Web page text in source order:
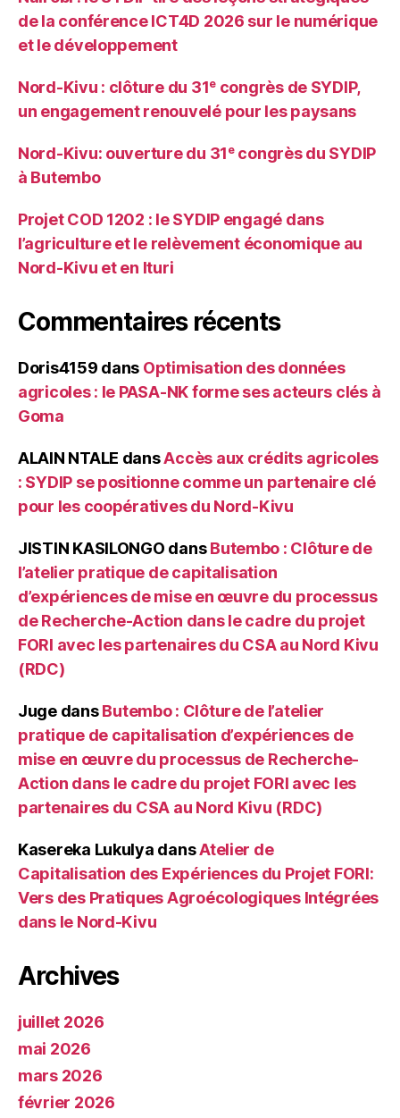
de la conférence ICT4D 2026 sur le numérique
et le développement
Nord-Kivu : clôture du 31ᵉ congrès de SYDIP,
un engagement renouvelé pour les paysans
Nord-Kivu: ouverture du 31ᵉ congrès du SYDIP
à Butembo
Projet COD 1202 : le SYDIP engagé dans
l’agriculture et le relèvement économique au
Nord-Kivu et en Ituri
Commentaires récents
Doris4159 dans Optimisation des données
agricoles : le PASA-NK forme ses acteurs clés à
Goma
ALAIN NTALE dansAccès aux crédits agricoles
: SYDIP se positionne comme un partenaire clé
pour les coopératives du Nord-Kivu
JISTIN KASILONGO dansButembo : Clôture de
l’atelier pratique de capitalisation
d’expériences de mise en œuvre du processus
de Recherche-Action dans le cadre du projet
FORI avec les partenaires du CSA au Nord Kivu
(RDC)
JugedansButembo : Clôture de l’atelier
pratique de capitalisation d’expériences de
mise en œuvre du processus de Recherche-
Action dans le cadre du projet FORI avec les
partenaires du CSA au Nord Kivu (RDC)
Kasereka Lukulya dansAtelier de
Capitalisation des Expériences du Projet FORI:
Vers des Pratiques Agroécologiques Intégrées
dans le Nord-Kivu
Archives
juillet 2026
mai 2026
mars 2026
février 2026